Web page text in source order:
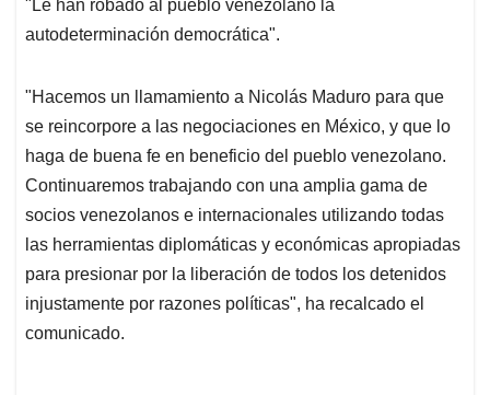
"Le han robado al pueblo venezolano la
autodeterminación democrática".
"Hacemos un llamamiento a Nicolás Maduro para que
se reincorpore a las negociaciones en México, y que lo
haga de buena fe en beneficio del pueblo venezolano.
Continuaremos trabajando con una amplia gama de
socios venezolanos e internacionales utilizando todas
las herramientas diplomáticas y económicas apropiadas
para presionar por la liberación de todos los detenidos
injustamente por razones políticas", ha recalcado el
comunicado.